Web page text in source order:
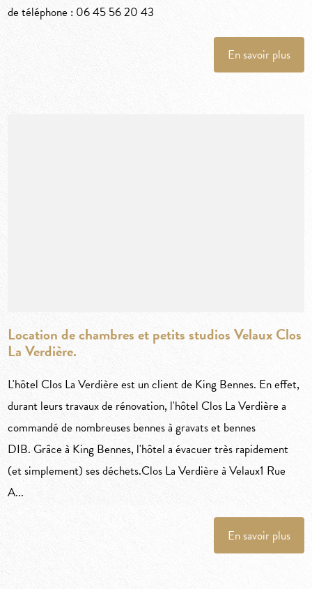
de téléphone : 06 45 56 20 43
En savoir plus
Location de chambres et petits studios Velaux Clos
La Verdière.
L'hôtel Clos La Verdière est un client de King Bennes. En effet,
durant leurs travaux de rénovation, l'hôtel Clos La Verdière a
commandé de nombreuses bennes à gravats et bennes
DIB. Grâce à King Bennes, l'hôtel a évacuer très rapidement
(et simplement) ses déchets.Clos La Verdière à Velaux1 Rue
A...
En savoir plus